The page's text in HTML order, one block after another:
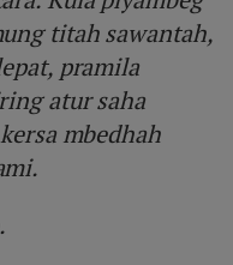
titah sawantah,
pramila
atur saha
mbedhah